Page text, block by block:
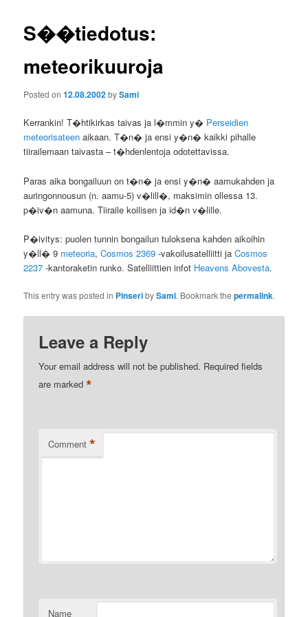
S��tiedotus:
meteorikuuroja
Posted on12.08.2002bySami
Kerrankin! T�htikirkas taivas ja l�mmin y� Perseidien
meteorisateen aikaan. T�n� ja ensi y�n� kaikki pihalle
tiirailemaan taivasta – t�hdenlentoja odotettavissa.
Paras aika bongailuun on t�n� ja ensi y�n� aamukahden ja
auringonnousun (n. aamu-5) v�lill�, maksimin ollessa 13.
p�iv�n aamuna. Tiiraile koilisen ja id�n v�lille.
P�ivitys: puolen tunnin bongailun tuloksena kahden aikoihin
y�ll� 9 meteoria,Cosmos 2369 -vakoilusatelliitti jaCosmos
2237 -kantoraketin runko. Satelliittien infot Heavens Abovesta.
This entry was posted in PinseribySami. Bookmark thepermalink.
Leave a Reply
Your email address will not be published. Required fields
are marked*
Comment *
Name